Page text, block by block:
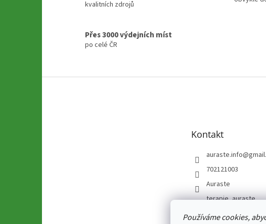
Používáme cookies,
kvalitních zdrojů
Přes 3000 výdejních míst
po celé ČR
Kontakt
auraste.info@
702121003
Auraste
terapie_auraste
@auraste.cz